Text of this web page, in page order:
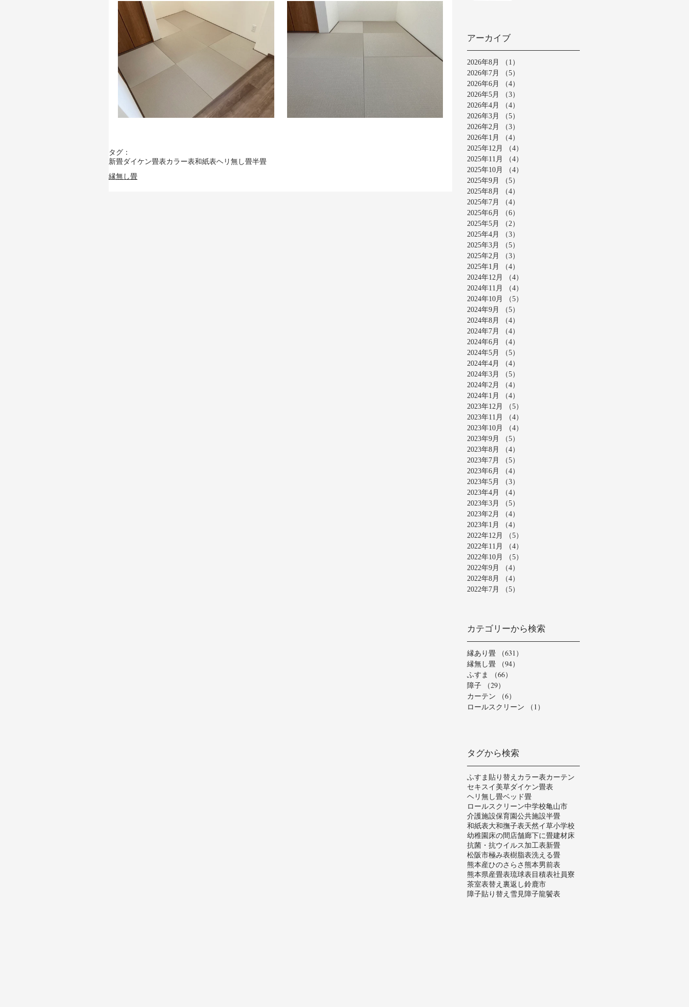
タグ：
新畳ダイケン畳表カラー表和紙表ヘリ無し畳半畳
縁無し畳
アーカイブ
2026年8月 （1）
2026年7月
（5）
2026年6月
（4）
2026年5月
（3）
2026年4月
（4）
2026年3月
（5）
2026年2月
（3）
2026年1月
（4）
2025年12月
（4）
2025年11月
（4）
2025年10月
（4）
2025年9月
（5）
2025年8月
（4）
2025年7月
（4）
2025年6月
（6）
2025年5月
（2）
2025年4月
（3）
2025年3月
（5）
2025年2月
（3）
2025年1月
（4）
2024年12月
（4）
2024年11月
（4）
2024年10月
（5）
2024年9月
（5）
2024年8月
（4）
2024年7月
（4）
2024年6月
（4）
2024年5月
（5）
2024年4月
（4）
2024年3月
（5）
2024年2月
（4）
2024年1月
（4）
2023年12月
（5）
2023年11月
（4）
2023年10月
（4）
2023年9月
（5）
2023年8月
（4）
2023年7月
（5）
2023年6月
（4）
2023年5月
（3）
2023年4月
（4）
2023年3月
（5）
2023年2月
（4）
2023年1月
（4）
2022年12月
（5）
2022年11月
（4）
2022年10月
（5）
2022年9月
（4）
2022年8月
（4）
2022年7月
（5）
カテゴリーから検索
縁あり畳 （631）
縁無し畳
（94）
ふすま
（66）
障子
（29）
カーテン
（6）
ロールスクリーン
（1）
タグから検索
ふすま貼り替え カラー表カーテン
セキスイ美草ダイケン畳表
ヘリ無し畳ベッド畳
ロールスクリーン中学校亀山市
介護施設保育園公共施設半畳
和紙表大和撫子表天然イ草小学校
幼稚園床の間店舗廊下に畳建材床
抗菌・抗ウイルス加工表新畳
松阪市極み表樹脂表洗える畳
熊本産ひのさらさ熊本男前表
熊本県産畳表琉球表目積表社員寮
茶室表替え 裏返し鈴鹿市
障子貼り替え 雪見障子龍鬢表